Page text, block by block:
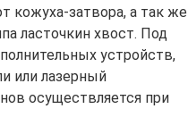
кожуха-затвора, а так же
ласточкин хвост. Под
устройств,
или лазерный
осуществляется при